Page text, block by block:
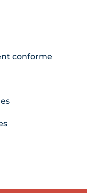
conforme